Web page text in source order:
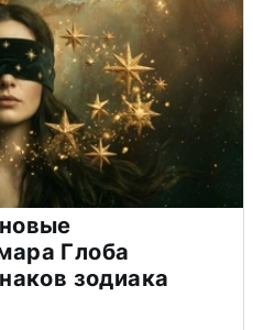
Глоба
зодиака